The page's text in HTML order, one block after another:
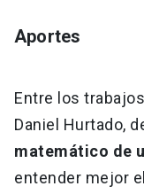
Aportes
Entre los
Daniel Hurtado,
matemático de
entender mejor